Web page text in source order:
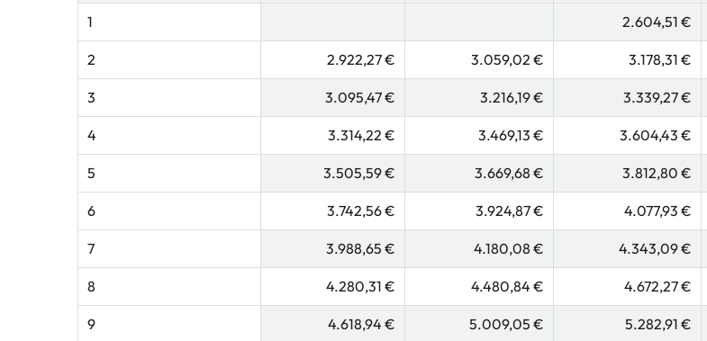
1 2.604,51 €
2 2.922,27 € 3.059,02 € 3.178,31 €
3 3.095,47 € 3.216,19 € 3.339,27 €
4 3.314,22 € 3.469,13 € 3.604,43 €
5 3.505,59 € 3.669,68 € 3.812,80 €
6 3.742,56 € 3.924,87 € 4.077,93 €
7 3.988,65 € 4.180,08 € 4.343,09 €
8 4.280,31 € 4.480,84 € 4.672,27 €
9 4.618,94 € 5.009,05 € 5.282,91 €